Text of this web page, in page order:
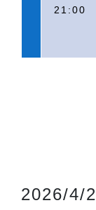
21:00
2026/4/